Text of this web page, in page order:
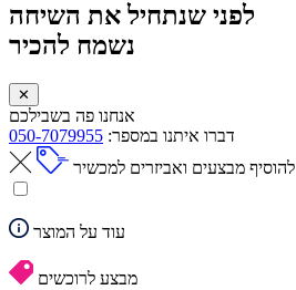
לפני שנתחיל את השיחה
נשמח להכיר
✕
אנחנו פה בשבילכם
דברו איתנו במספר: 050-7079955
להוסיף מבצעים ואביזרים למכשיר
עוד על המוצר
מבצע לרוכשים